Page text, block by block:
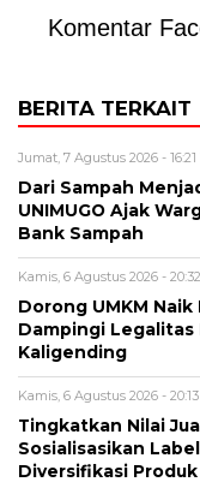
Komentar
BERITA TERKAIT
Jumat, 7 Agustus 2026 -
Dari Sampah
UNIMUGO Ajak
Bank Sampah
Kamis, 6 Agustus 2026 -
Dorong UMKM Naik
Dampingi Legalitas
Kaligending
Kamis, 6 Agustus 2026 -
Tingkatkan Nilai
Sosialisasikan
Diversifikasi